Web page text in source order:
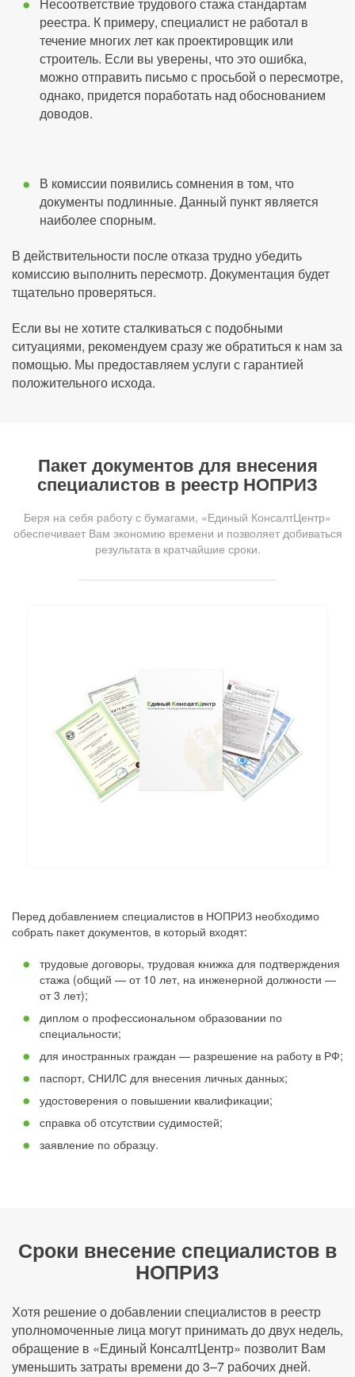
реестра. К примеру, специалист не работал в
течение многих лет как проектировщик или
строитель. Если вы уверены, что это ошибка,
можно отправить письмо с просьбой о пересмотре,
однако, придется поработать над обоснованием
доводов.
В комиссии появились сомнения в том, что
документы подлинные. Данный пункт является
наиболее спорным.
В действительности после отказа трудно убедить
комиссию выполнить пересмотр. Документация будет
тщательно проверяться.
Если вы не хотите сталкиваться с подобными
ситуациями, рекомендуем сразу же обратиться к нам за
помощью. Мы предоставляем услуги с гарантией
положительного исхода.
Пакет документов для внесения
специалистов в реестр НОПРИЗ
Беря на себя работу с бумагами, «Единый КонсалтЦентр»
обеспечивает Вам экономию времени и позволяет добиваться
результата в кратчайшие сроки.
Перед добавлением специалистов в НОПРИЗ необходимо
собрать пакет документов, в который входят:
трудовые договоры, трудовая книжка для подтверждения
стажа (общий — от 10 лет, на инженерной должности —
от 3 лет);
диплом о профессиональном образовании по
специальности;
для иностранных граждан — разрешение на работу в РФ;
паспорт, СНИЛС для внесения личных данных;
удостоверения о повышении квалификации;
справка об отсутствии судимостей;
заявление по образцу.
Сроки внесение специалистов в
НОПРИЗ
Хотя решение о добавлении специалистов в реестр
уполномоченные лица могут принимать до двух недель,
обращение в «Единый КонсалтЦентр» позволит Вам
уменьшить затраты времени до 3–7 рабочих дней.